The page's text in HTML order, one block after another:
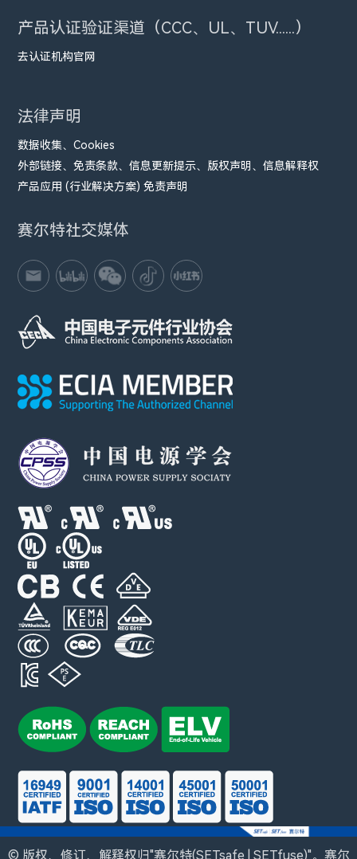
产品认证验证渠道（CCC、UL、TUV......）
去认证机构官网
法律声明
数据收集、Cookies
外部链接、免责条款、信息更新提示、版权声明、信息解释权
产品应用 (行业解决方案) 免责声明
赛尔特社交媒体
© 版权、修订、解释权归"赛尔特(SETsafe | SETfuse)"。赛尔